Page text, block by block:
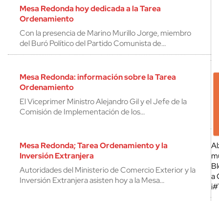
Mesa Redonda hoy dedicada a la Tarea
Ordenamiento
Con la presencia de Marino Murillo Jorge, miembro
del Buró Político del Partido Comunista de…
Mesa Redonda: información sobre la Tarea
Ordenamiento
El Viceprimer Ministro Alejandro Gil y el Jefe de la
Comisión de Implementación de los…
Mesa Redonda; Tarea Ordenamiento y la
Inversión Extranjera
Autoridades del Ministerio de Comercio Exterior y la
Inversión Extranjera asisten hoy a la Mesa…
a